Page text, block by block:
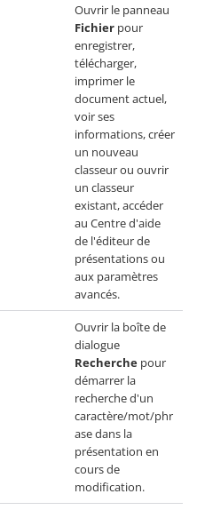
Ouvrir le panneau
Fichier pour
enregistrer,
télécharger,
imprimer le
document actuel,
voir ses
informations, créer
un nouveau
classeur ou ouvrir
un classeur
existant, accéder
au Centre d'aide
de l'éditeur de
présentations ou
aux paramètres
avancés.
Ouvrir la boîte de
dialogue
Recherche pour
démarrer la
recherche d'un
caractère/mot/phr
ase dans la
présentation en
cours de
modification.